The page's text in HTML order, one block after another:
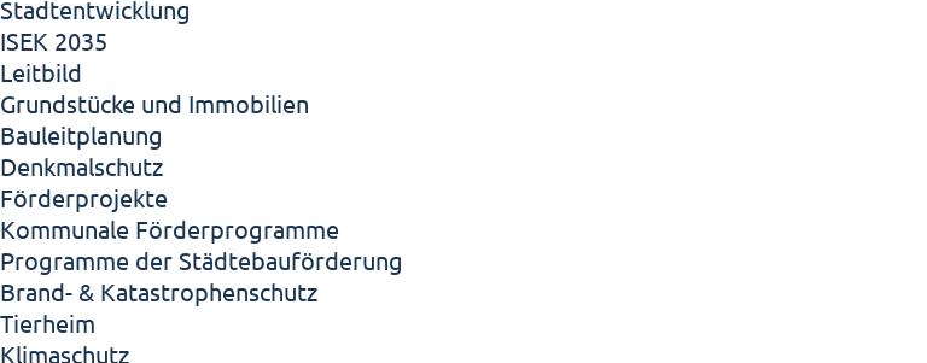
Stadtentwicklung
ISEK 2035
Leitbild
Grundstücke und Immobilien
Bauleitplanung
Denkmalschutz
Förderprojekte
Kommunale Förderprogramme
Programme der Städtebauförderung
Brand- & Katastrophenschutz
Tierheim
Klimaschutz